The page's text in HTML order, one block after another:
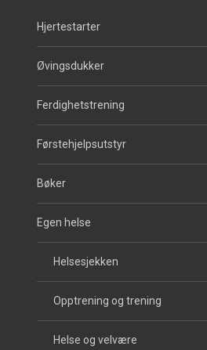
Hjertestarter
Øvingsdukker
Ferdighetstrening
Førstehjelpsutstyr
Bøker
Egen helse
Helsesjekken
Opptrening og trening
Helse og velvære